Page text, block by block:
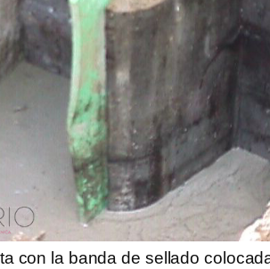
con la banda de sellado